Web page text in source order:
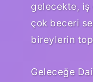
gelecekte,
çok beceri
bireylerin
Geleceğe